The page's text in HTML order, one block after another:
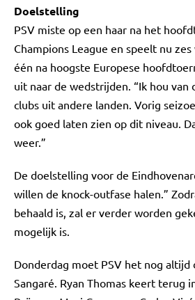
Doelstelling
PSV miste op een haar na het
Champions League en speelt nu
één na hoogste Europese
uit naar de wedstrijden. “Ik hou
clubs uit andere landen. Vorig
ook goed laten zien op dit niveau.
weer.”
De doelstelling voor de
willen de knock-outfase halen.”
behaald is, zal er verder worden
mogelijk is.
Donderdag moet PSV het nog altijd
Sangaré. Ryan Thomas keert terug